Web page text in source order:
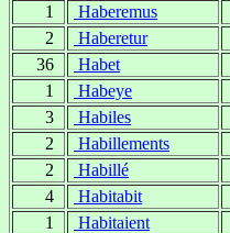
1
Haberemus
2
Haberetur
36
Habet
1
Habeye
3
Habiles
2
Habillements
2
Habillé
4
Habitabit
1
Habitaient